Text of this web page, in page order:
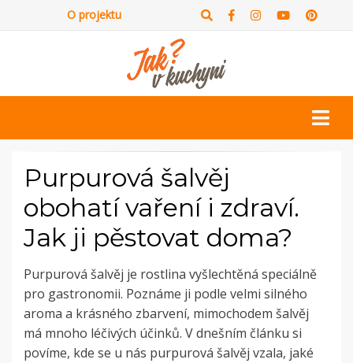
O projektu
Purpurová šalvěj
obohatí vaření i zdraví.
Jak ji pěstovat doma?
Purpurová šalvěj je rostlina vyšlechtěná speciálně
pro gastronomii. Poznáme ji podle velmi silného
aroma a krásného zbarvení, mimochodem šalvěj
má mnoho léčivých účinků. V dnešním článku si
povíme, kde se u nás purpurová šalvěj vzala, jaké